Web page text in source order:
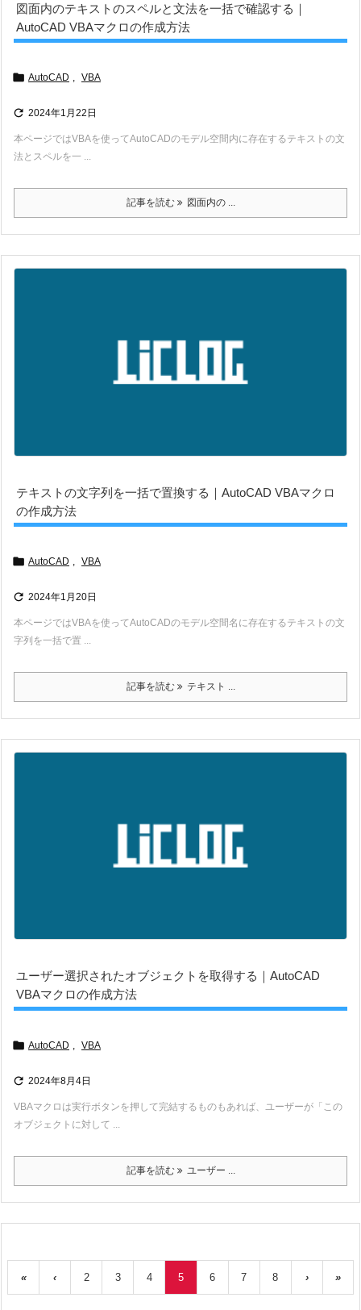
図面内のテキストのスペルと文法を一括で確認する｜
AutoCAD VBAマクロの作成方法
 AutoCAD VBA
 2024年1月22日
本ページではVBAを使ってAutoCADのモデル空間内に存在するテキストの文
法とスペルを一 ...
記事を読む 図面内の ...
テキストの文字列を一括で置換する｜AutoCAD VBAマクロ
の作成方法
 AutoCAD VBA
 2024年1月20日
本ページではVBAを使ってAutoCADのモデル空間名に存在するテキストの文
字列を一括で置 ...
記事を読む テキスト ...
ユーザー選択されたオブジェクトを取得する｜AutoCAD
VBAマクロの作成方法
 AutoCAD VBA
 2024年8月4日
VBAマクロは実行ボタンを押して完結するものもあれば、ユーザーが「この
オブジェクトに対して ...
記事を読む ユーザー ...
« ‹ 2 3 4 5 6 7 8 › »